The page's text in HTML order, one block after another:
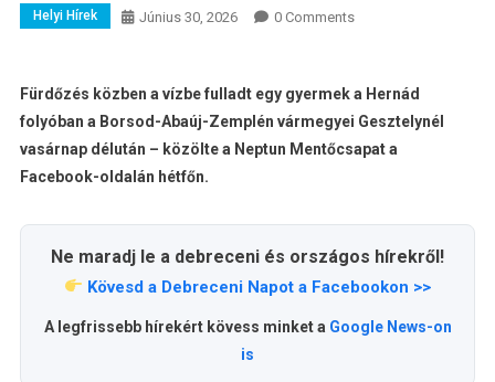
Helyi Hírek Június 30, 2026 0 Comments
Fürdőzés közben a vízbe fulladt egy gyermek a Hernád
folyóban a Borsod-Abaúj-Zemplén vármegyei Gesztelynél
vasárnap délután – közölte a Neptun Mentőcsapat a
Facebook-oldalán hétfőn.
Ne maradj le a debreceni és országos hírekről!
Kövesd a Debreceni Napot a Facebookon >>
A legfrissebb hírekért kövess minket a Google News-on
is